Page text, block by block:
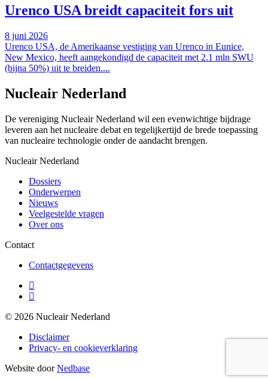
Urenco USA breidt capaciteit fors uit
8 juni 2026
Urenco USA, de Amerikaanse vestiging van Urenco in Eunice,
New Mexico, heeft aangekondigd de capaciteit met 2.1 mln SWU
(bijna 50%) uit te breiden....
Nucleair Nederland
De vereniging Nucleair Nederland wil een evenwichtige bijdrage
leveren aan het nucleaire debat en tegelijkertijd de brede toepassing
van nucleaire technologie onder de aandacht brengen.
Nucleair Nederland
Dossiers
Onderwerpen
Nieuws
Veelgestelde vragen
Over ons
Contact
Contactgegevens
© 2026 Nucleair Nederland
Disclaimer
Privacy- en cookieverklaring
Website doorNedbase